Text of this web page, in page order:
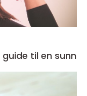
til en sunn